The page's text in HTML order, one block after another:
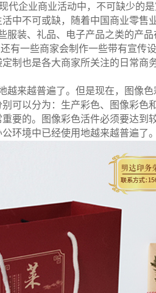
企业商业活动中，不可缺少的
不可或缺，随着中国商业零售
装、礼品、电子产品之类的产
有一些商家会制作一些带有宣传
制也是各大商家所关注的日常
来越普遍了。但是现在，图像
可以分为：生产彩色、图像彩
要的。图像彩色活件必须要达
环境中已经使用地越来越普遍了。